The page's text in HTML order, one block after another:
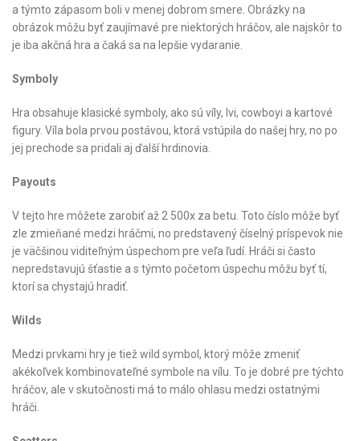
a týmto zápasom boli v menej dobrom smere. Obrázky na
obrázok môžu byť zaujímavé pre niektorých hráčov, ale najskôr to
je iba akčná hra a čaká sa na lepšie vydaranie.
Symboly
Hra obsahuje klasické symboly, ako sú víly, lvi, cowboyi a kartové
figury. Víla bola prvou postávou, ktorá vstúpila do našej hry, no po
jej prechode sa pridali aj ďalší hrdinovia.
Payouts
V tejto hre môžete zarobiť až 2 500x za betu. Toto číslo môže byť
zle zmieňané medzi hráčmi, no predstavený číselný príspevok nie
je väčšinou viditeľným úspechom pre veľa ľudí. Hráči si často
nepredstavujú šťastie a s týmto početom úspechu môžu byť tí,
ktorí sa chystajú hradiť.
Wilds
Medzi prvkami hry je tiež wild symbol, ktorý môže zmeniť
akékoľvek kombinovateľné symbole na vílu. To je dobré pre týchto
hráčov, ale v skutočnosti má to málo ohlasu medzi ostatnými
hráči.